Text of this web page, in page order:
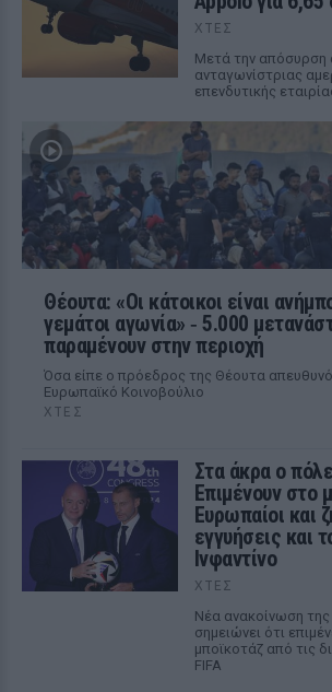
ΧΤΕΣ
Μετά την απόσυρση
ανταγωνίστριας
επενδυτικής
Θέουτα: «Οι κάτοικοι είναι
γεμάτοι αγωνία» ‑ 5.000
παραμένουν στην περιοχή
Όσα είπε ο πρόεδρος της Θέουτα
Ευρωπαϊκό Κοινοβούλιο
ΧΤΕΣ
Στα άκρα ο
Επιμένουν στο
Ευρωπαίοι και
εγγυήσεις και
Ινφαντίνο
ΧΤΕΣ
Νέα ανακοίνωση της
σημειώνει ότι
μποϊκοτάζ από τις
FIFA